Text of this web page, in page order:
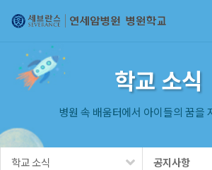
학교 소식
병원 속 배움터에서 아이들의 꿈을
학교 소식 공지사항